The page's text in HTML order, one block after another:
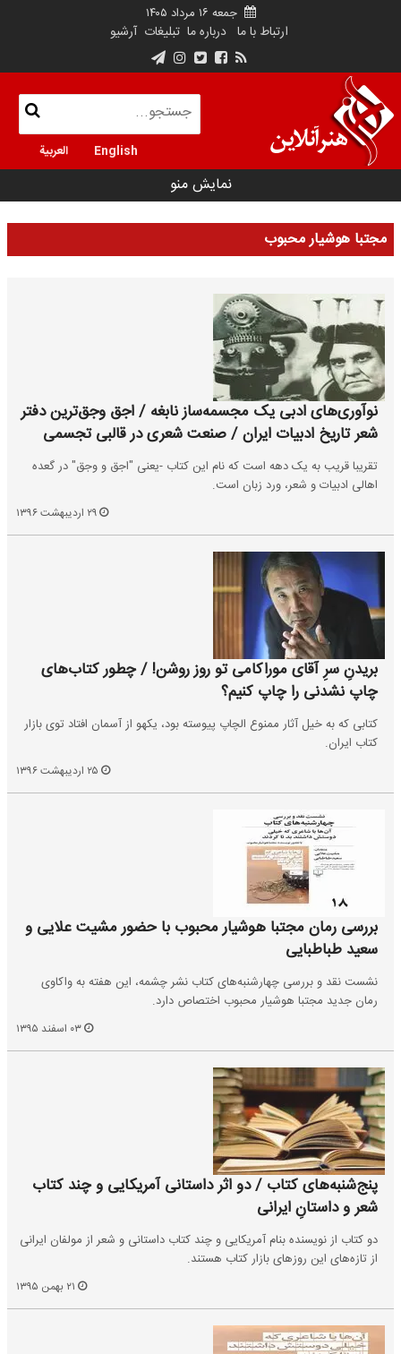
جمعه ۱۶ مرداد ۱۴۰۵
ارتباط با ما درباره ما تبلیغات آرشیو
English العربية
نمایش منو
مجتبا هوشیار محبوب
نوآوری‌های ادبی یک مجسمه‌ساز نابغه / اجق وجق‌ترین دفتر
شعر تاریخ ادبیات ایران / صنعت شعری در قالبی تجسمی
تقریبا قریب به یک دهه است که نام این کتاب -یعنی "اجق و وجق" در گعده
اهالی ادبیات و شعر، ورد زبان است.
بریدنِ سرِ آقای موراکامی تو روز روشن! / چطور کتاب‌های
چاپ نشدنی را چاپ کنیم؟
کتابی که به خیل آثار ممنوع الچاپ پیوسته بود، یکهو از آسمان افتاد توی بازار
کتاب ایران.
بررسی رمان مجتبا هوشیار محبوب با حضور مشیت علایی و
سعید طباطبایی
نشست نقد و بررسی چهارشنبه‌های کتاب نشر چشمه، این هفته به واکاوی
رمان جدید مجتبا هوشیار محبوب اختصاص دارد.
پنج‌شنبه‌های کتاب / دو اثر داستانی آمریکایی و چند کتاب
شعر و داستانِ ایرانی
دو کتاب از نویسنده بنام آمریکایی و چند کتاب داستانی و شعر از مولفان ایرانی
از تازه‌های این روزهای بازار کتاب هستند.